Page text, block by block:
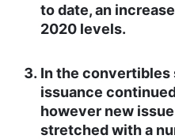
to date, an
2020 levels.
In the convertibles
issuance
however new
stretched with a